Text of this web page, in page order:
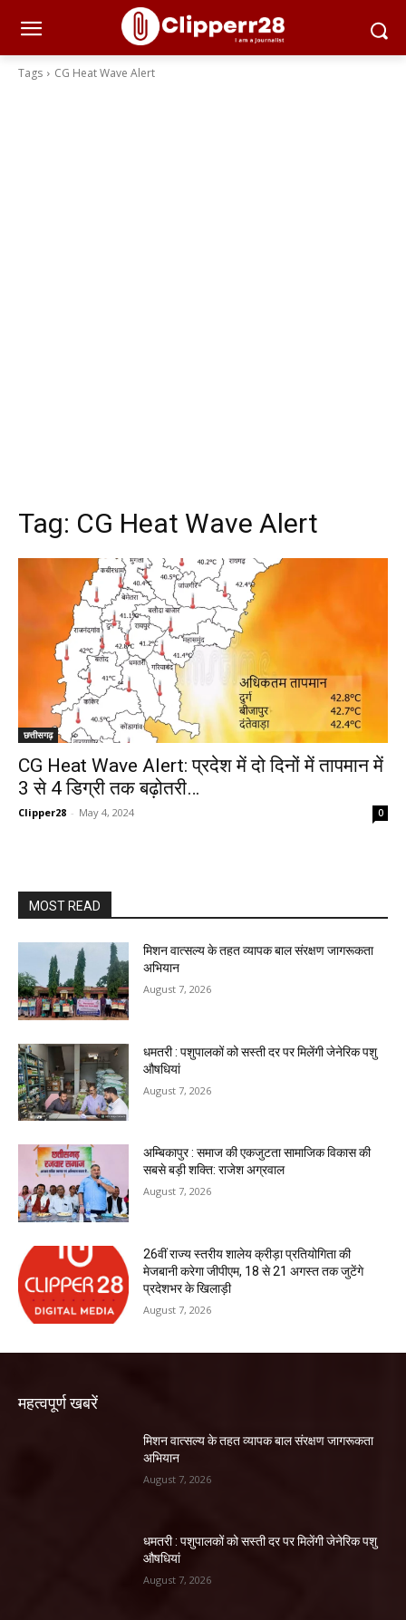
Tags CG Heat Wave Alert
Tag: CG Heat Wave Alert
छत्तीसगढ़
CG Heat Wave Alert: प्रदेश में दो दिनों में तापमान में
3 से 4 डिग्री तक बढ़ोतरी…
Clipper28 - May 4, 2024 0
MOST READ
मिशन वात्सल्य के तहत व्यापक बाल संरक्षण जागरूकता
अभियान
August 7, 2026
धमतरी : पशुपालकों को सस्ती दर पर मिलेंगी जेनेरिक पशु
औषधियां
August 7, 2026
अम्बिकापुर : समाज की एकजुटता सामाजिक विकास की
सबसे बड़ी शक्ति: राजेश अग्रवाल
August 7, 2026
26वीं राज्य स्तरीय शालेय क्रीड़ा प्रतियोगिता की
मेजबानी करेगा जीपीएम, 18 से 21 अगस्त तक जुटेंगे
प्रदेशभर के खिलाड़ी
August 7, 2026
महत्वपूर्ण खबरें
मिशन वात्सल्य के तहत व्यापक बाल संरक्षण जागरूकता
अभियान
August 7, 2026
धमतरी : पशुपालकों को सस्ती दर पर मिलेंगी जेनेरिक पशु
औषधियां
August 7, 2026